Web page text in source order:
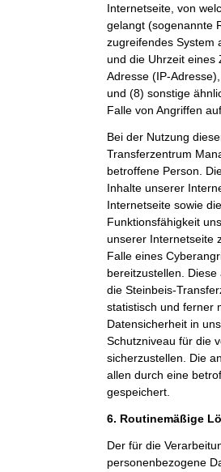
Internetseite, von
gelangt (sogenannte
zugreifendes System
und die Uhrzeit eines
Adresse (IP-
und (8) sonstige
Falle von Angriffen
Bei der Nutzung
Transferzentrum
betroffene Person.
Inhalte unserer
Internetseite sowie
Funktionsfähigkeit
unserer Internetseite
Falle eines
bereitzustellen.
die Steinbeis-
statistisch und ferner
Datensicherheit in
Schutzniveau für die
sicherzustellen. Die
allen durch eine
gespeichert.
6. Routinemäßige
Der für die
personenbezogene